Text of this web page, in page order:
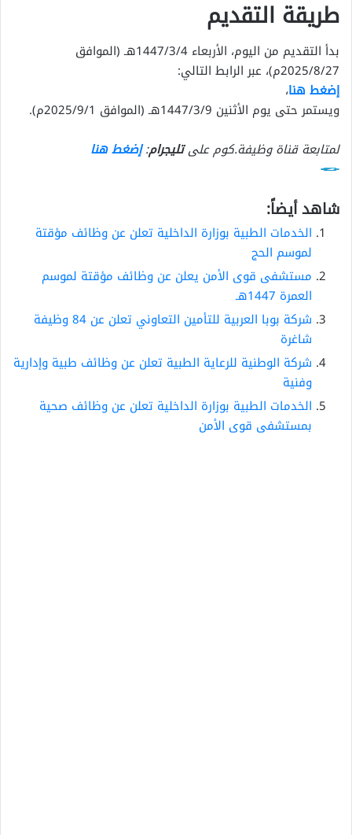
طريقة التقديم
بدأ التقديم من اليوم، الأربعاء 1447/3/4هـ (الموافق
2025/8/27م)، عبر الرابط التالي:
إضغط هنا،
ويستمر حتى يوم الأثنين 1447/3/9هـ (الموافق 2025/9/1م).
لمتابعة قناة وظيفة.كوم علىتليجرام:إضغط هنا
شاهد أيضاً:
الخدمات الطبية بوزارة الداخلية تعلن عن وظائف مؤقتة
لموسم الحج
مستشفى قوى الأمن يعلن عن وظائف مؤقتة لموسم
العمرة 1447هـ
شركة بوبا العربية للتأمين التعاوني تعلن عن 84 وظيفة
شاغرة
شركة الوطنية للرعاية الطبية تعلن عن وظائف طبية وإدارية
وفنية
الخدمات الطبية بوزارة الداخلية تعلن عن وظائف صحية
بمستشفى قوى الأمن